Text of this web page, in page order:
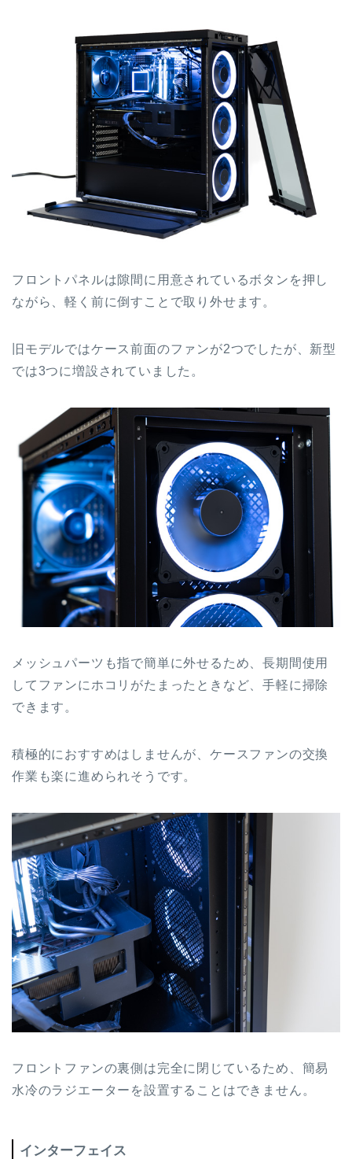
フロントパネルは隙間に用意されているボタンを押し
ながら、軽く前に倒すことで取り外せます。
旧モデルではケース前面のファンが2つでしたが、新型
では3つに増設されていました。
メッシュパーツも指で簡単に外せるため、長期間使用
してファンにホコリがたまったときなど、手軽に掃除
できます。
積極的におすすめはしませんが、ケースファンの交換
作業も楽に進められそうです。
フロントファンの裏側は完全に閉じているため、簡易
水冷のラジエーターを設置することはできません。
インターフェイス